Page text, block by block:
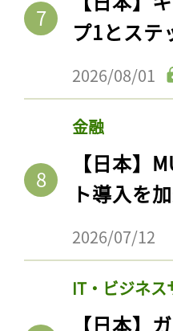
プ1とステ
2026/08/01
金融
【日本】
ト導入を
2026/07/12
IT・ビジネス
【日本】